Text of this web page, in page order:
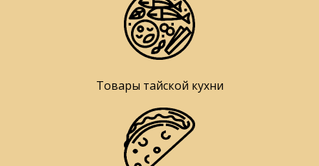
Товары тайской кухни